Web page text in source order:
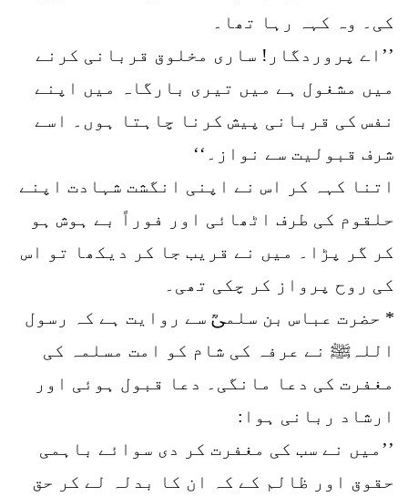
کی۔ وہ کہہ رہا تھا۔
’’اے پروردگار! ساری مخلوق قربانی کرنے
میں مشغول ہے میں تیری بارگاہ میں اپنے
نفس کی قربانی پیش کرنا چاہتا ہوں۔ اسے
شرف قبولیت سے نواز۔‘‘
اتنا کہہ کر اس نے اپنی انگشت شہادت اپنے
حلقوم کی طرف اٹھائی اور فوراً بے ہوش ہو
کر گر پڑا۔ میں نے قریب جا کر دیکھا تو اس
کی روح پرواز کر چکی تھی۔
* حضرت عباس بن سلمیؒ سے روایت ہے کہ رسول
اللہﷺ نے عرفہ کی شام کو امت مسلمہ کی
مغفرت کی دعا مانگی۔ دعا قبول ہوئی اور
ارشاد ربانی ہوا:
’’میں نے سب کی مغفرت کر دی سوائے باہمی
حقوق اور ظالم کے کہ ان کا بدلہ لے کر حق